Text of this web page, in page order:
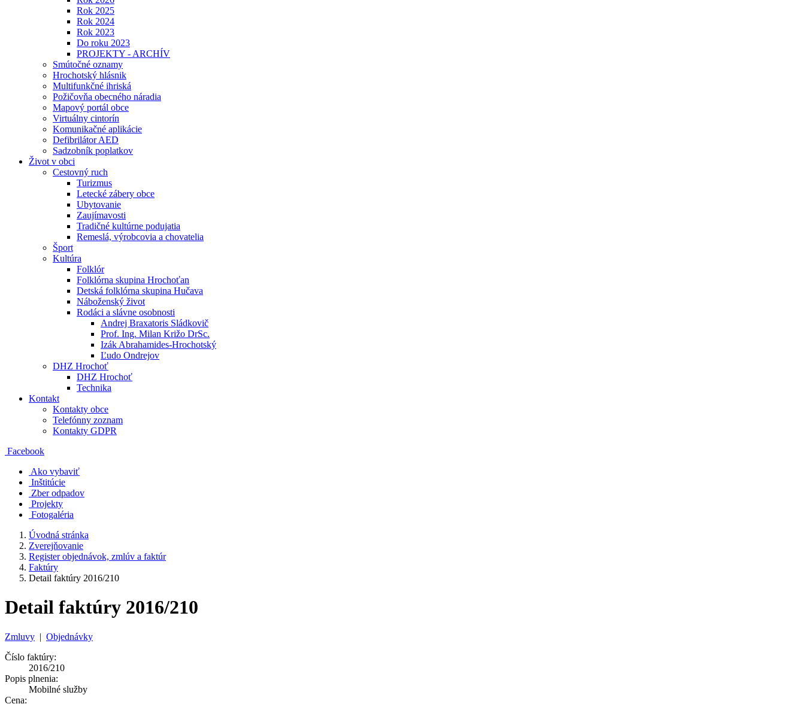
Rok 2025
Rok 2024
Rok 2023
Do roku 2023
PROJEKTY - ARCHÍV
Smútočné oznamy
Hrochotský hlásnik
Multifunkčné ihriská
Požičovňa obecného náradia
Mapový portál obce
Virtuálny cintorín
Komunikačné aplikácie
Defibrilátor AED
Sadzobník poplatkov
Život v obci
Cestovný ruch
Turizmus
Letecké zábery obce
Ubytovanie
Zaujímavosti
Tradičné kultúrne podujatia
Remeslá, výrobcovia a chovatelia
Šport
Kultúra
Folklór
Folklórna skupina Hrochoťan
Detská folklórna skupina Hučava
Náboženský život
Rodáci a slávne osobnosti
Andrej Braxatoris Sládkovič
Prof. Ing. Milan Križo DrSc.
Izák Abrahamides-Hrochotský
Ľudo Ondrejov
DHZ Hrochoť
DHZ Hrochoť
Technika
Kontakt
Kontakty obce
Telefónny zoznam
Kontakty GDPR
Facebook
Ako vybaviť
Inštitúcie
Zber odpadov
Projekty
Fotogaléria
Úvodná stránka
Zverejňovanie
Register objednávok, zmlúv a faktúr
Faktúry
Detail faktúry 2016/210
Detail faktúry 2016/210
Zmluvy | Objednávky
Číslo faktúry:
2016/210
Popis plnenia:
Mobilné služby
Cena: